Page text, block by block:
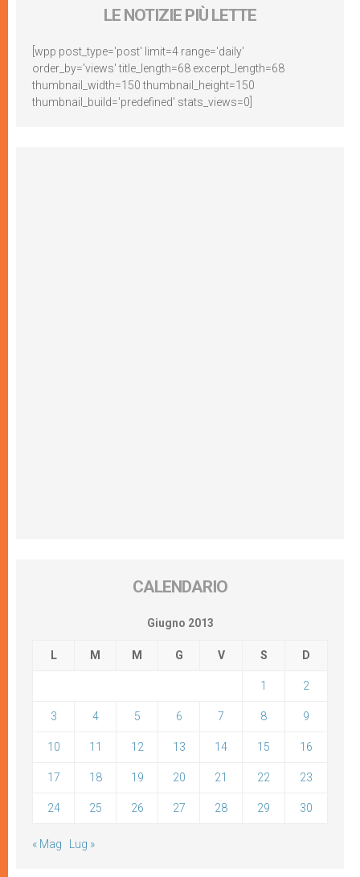
LE NOTIZIE PIÙ LETTE
[wpp post_type='post' limit=4 range='daily'
order_by='views' title_length=68 excerpt_length=68
thumbnail_width=150 thumbnail_height=150
thumbnail_build='predefined' stats_views=0]
CALENDARIO
Giugno 2013
L M M G V S D
1 2
3 4 5 6 7 8 9
10 11 12 13 14 15 16
17 18 19 20 21 22 23
24 25 26 27 28 29 30
« Mag Lug »